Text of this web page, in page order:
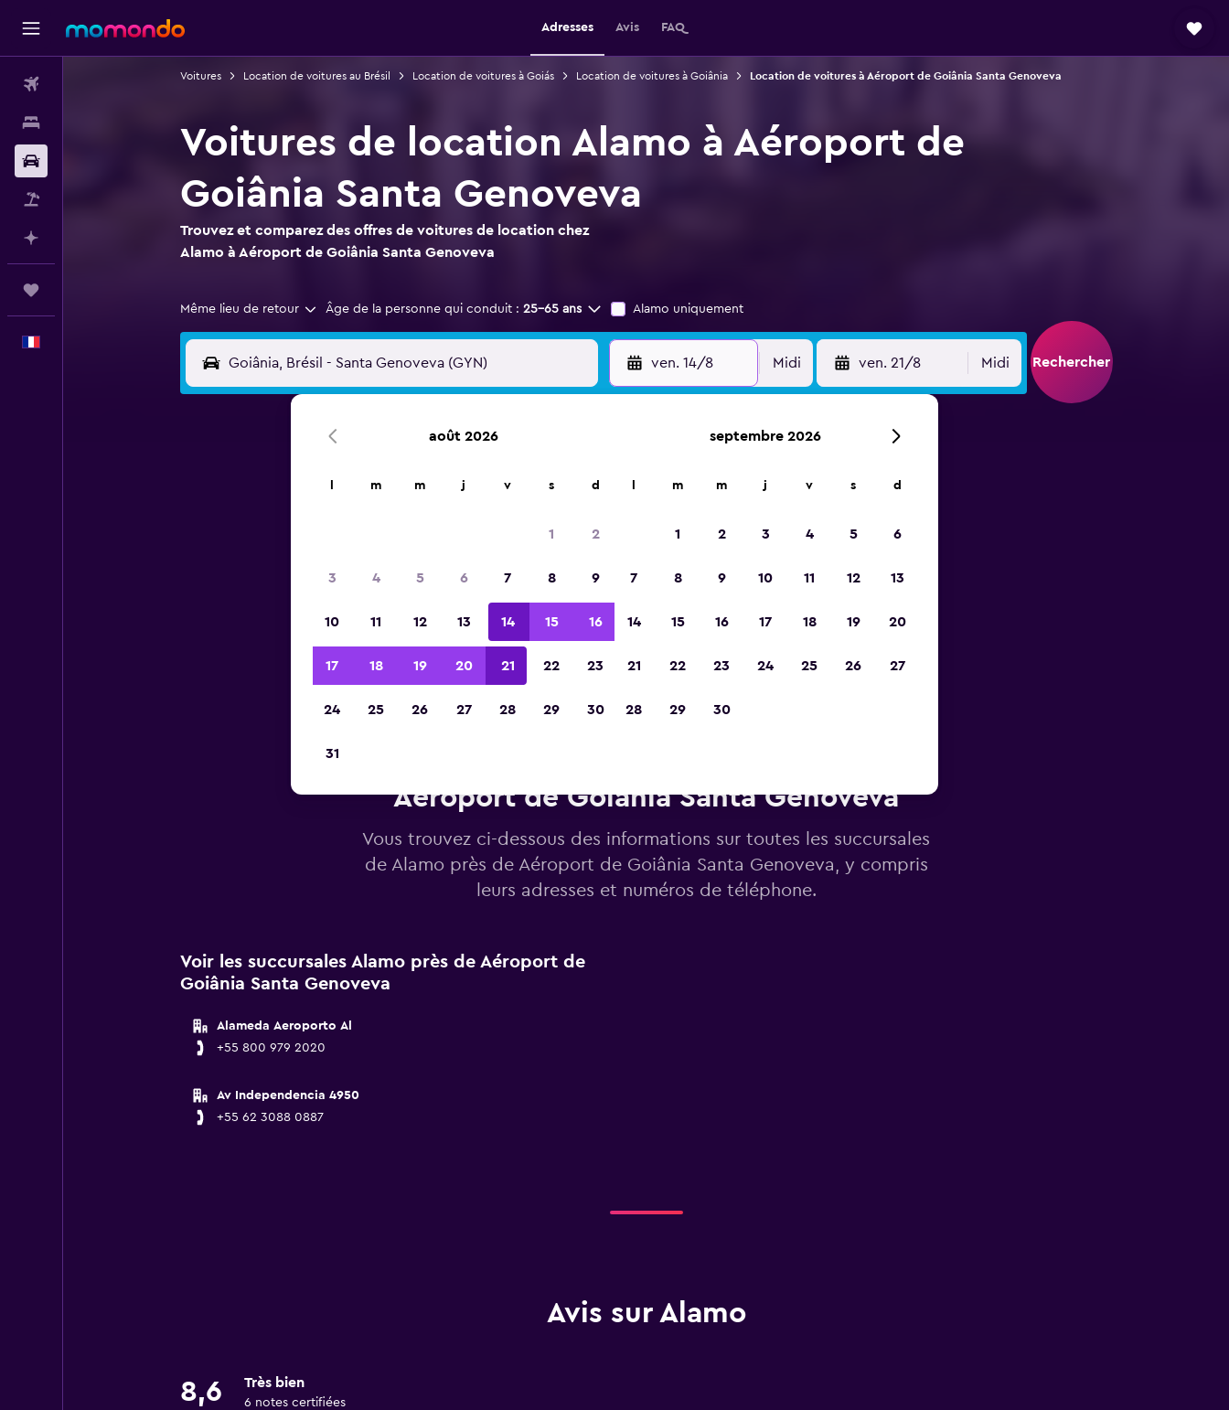
Adresses Avis FAQ
Voitures Location de voitures au Brésil Location de voitures à Goiás Location de voitures à Goiânia Location de voitures à Aéroport de Goiânia Santa Genoveva
Voitures de location Alamo à Aéroport de
Goiânia Santa Genoveva
Trouvez et comparez des offres de voitures de location chez
Alamo à Aéroport de Goiânia Santa Genoveva
Même lieu de retour Âge de la personne qui conduit : 25-65 ans Alamo uniquement
ven. 14/8 Midi ven. 21/8 Midi Rechercher
2023
Aéroport de Goiânia Santa Genoveva
Vous trouvez ci-dessous des informations sur toutes les succursales
de Alamo près de Aéroport de Goiânia Santa Genoveva, y compris
leurs adresses et numéros de téléphone.
Voir les succursales Alamo près de Aéroport de
Goiânia Santa Genoveva
Alameda Aeroporto Al
+55 800 979 2020
Av Independencia 4950
+55 62 3088 0887
Avis sur Alamo
8,6 Très bien
6 notes certifiées
août 2026
m m j v s d
1 2
3 4 5 6 7 8 9
10 11 12 13 14 15 16
17 18 19 20 21 22 23
24 25 26 27 28 29 30
31
septembre 2026
m m j v s d
1 2 3 4 5 6
7 8 9 10 11 12 13
14 15 16 17 18 19 20
21 22 23 24 25 26 27
28 29 30